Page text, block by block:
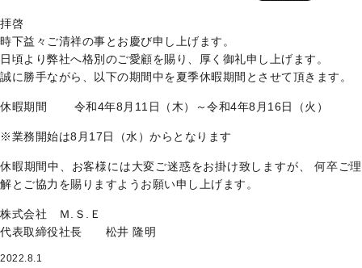
拝啓
時下益々ご清祥の事とお慶び申し上げます。
日頃より弊社へ格別のご愛顧を賜り、厚く御礼申し上げます。
誠に勝手ながら、以下の期間中を夏季休暇期間とさせて頂きます。
休暇期間 令和4年8月11日（木）～令和4年8月16日（火）
※業務開始は8月17日（水）からとなります
休暇期間中、お客様には大変ご迷惑をお掛け致しますが、 何卒ご理
解とご協力を賜りますようお願い申し上げます。
株式会社 Ｍ.Ｓ.Ｅ
代表取締役社長 松井 隆明
2022.8.1